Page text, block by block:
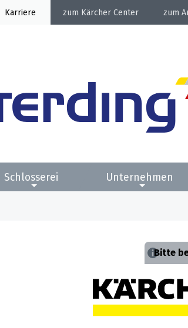
Karriere Kärcher Center
Schlosserei Unternehmen
Bitte